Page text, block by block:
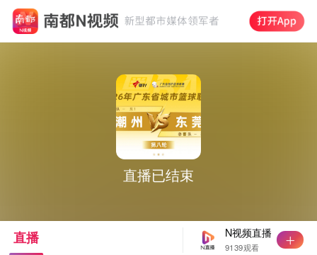
直播已结束
N视频直播
9139观看
直播